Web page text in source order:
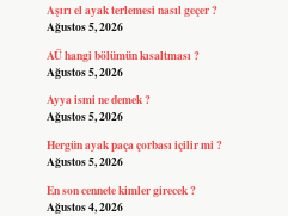
Aşırı el ayak terlemesi nasıl geçer ?
Ağustos 5, 2026
AÜ hangi bölümün kısaltması ?
Ağustos 5, 2026
Ayya ismi ne demek ?
Ağustos 5, 2026
Hergün ayak paça çorbası içilir mi ?
Ağustos 5, 2026
En son cennete kimler girecek ?
Ağustos 4, 2026